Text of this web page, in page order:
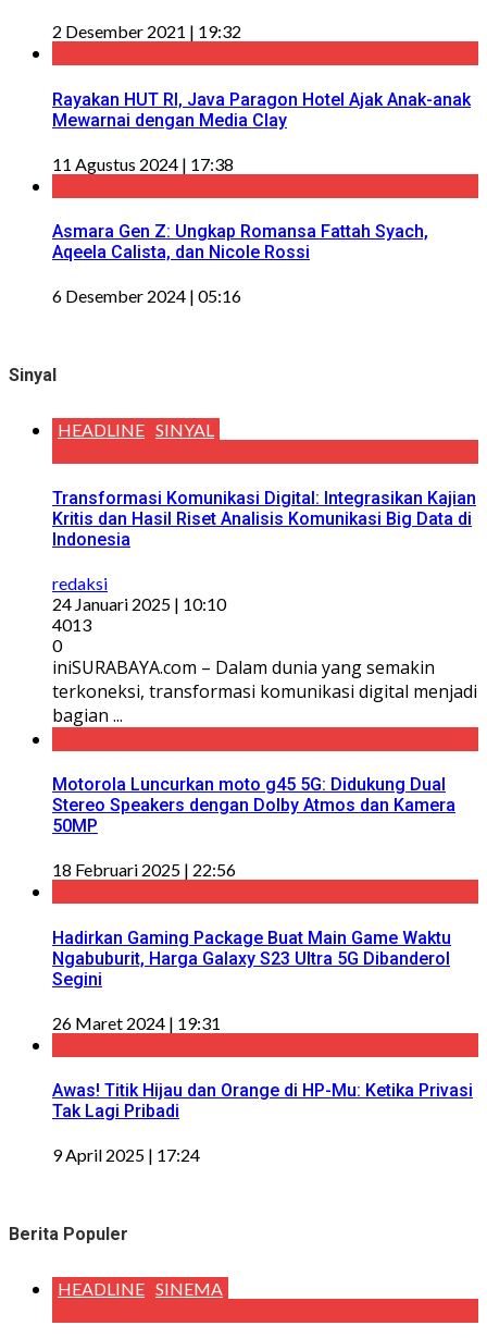
2 Desember 2021 | 19:32
Rayakan HUT RI, Java Paragon Hotel Ajak Anak-anak
Mewarnai dengan Media Clay
11 Agustus 2024 | 17:38
Asmara Gen Z: Ungkap Romansa Fattah Syach,
Aqeela Calista, dan Nicole Rossi
6 Desember 2024 | 05:16
Sinyal
HEADLINE SINYAL
Transformasi Komunikasi Digital: Integrasikan Kajian
Kritis dan Hasil Riset Analisis Komunikasi Big Data di
Indonesia
redaksi
24 Januari 2025 | 10:10
4013
0
iniSURABAYA.com – Dalam dunia yang semakin
terkoneksi, transformasi komunikasi digital menjadi
bagian ...
Motorola Luncurkan moto g45 5G: Didukung Dual
Stereo Speakers dengan Dolby Atmos dan Kamera
50MP
18 Februari 2025 | 22:56
Hadirkan Gaming Package Buat Main Game Waktu
Ngabuburit, Harga Galaxy S23 Ultra 5G Dibanderol
Segini
26 Maret 2024 | 19:31
Awas! Titik Hijau dan Orange di HP-Mu: Ketika Privasi
Tak Lagi Pribadi
9 April 2025 | 17:24
Berita Populer
HEADLINE SINEMA